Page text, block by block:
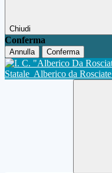
Chiudi
Conferma
Annulla Conferma
Statale Alberico da Rosciate